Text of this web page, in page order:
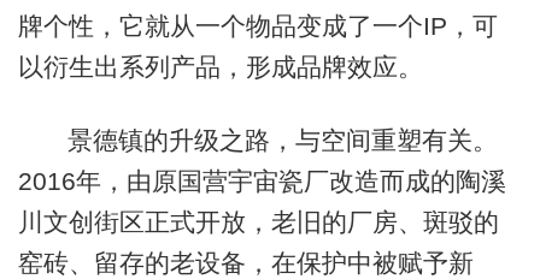
牌个性，它就从一个物品变成了一个IP，可
以衍生出系列产品，形成品牌效应。
景德镇的升级之路，与空间重塑有关。
2016年，由原国营宇宙瓷厂改造而成的陶溪
川文创街区正式开放，老旧的厂房、斑驳的
窑砖、留存的老设备，在保护中被赋予新